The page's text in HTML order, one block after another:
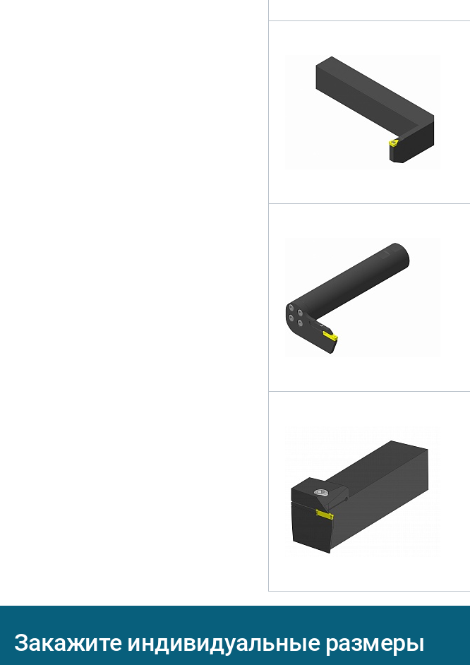
Закажите индивидуальные размеры